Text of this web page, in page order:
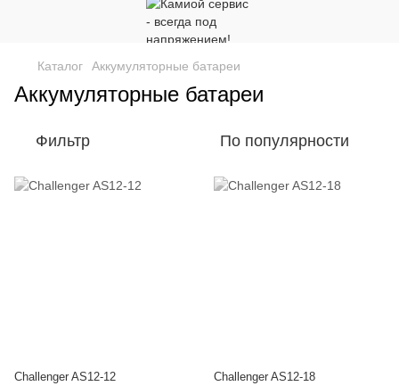
Каталог Аккумуляторные батареи
Аккумуляторные батареи
Фильтр По популярности
Challenger AS12-12 Challenger AS12-18